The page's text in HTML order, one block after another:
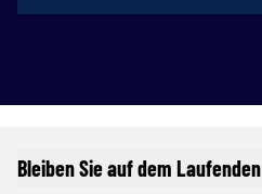
Bleiben Sie auf dem Laufenden